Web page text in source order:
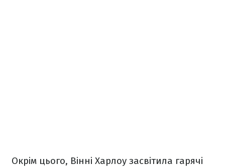
Окрім цього, Вінні Харлоу засвітила гарячі